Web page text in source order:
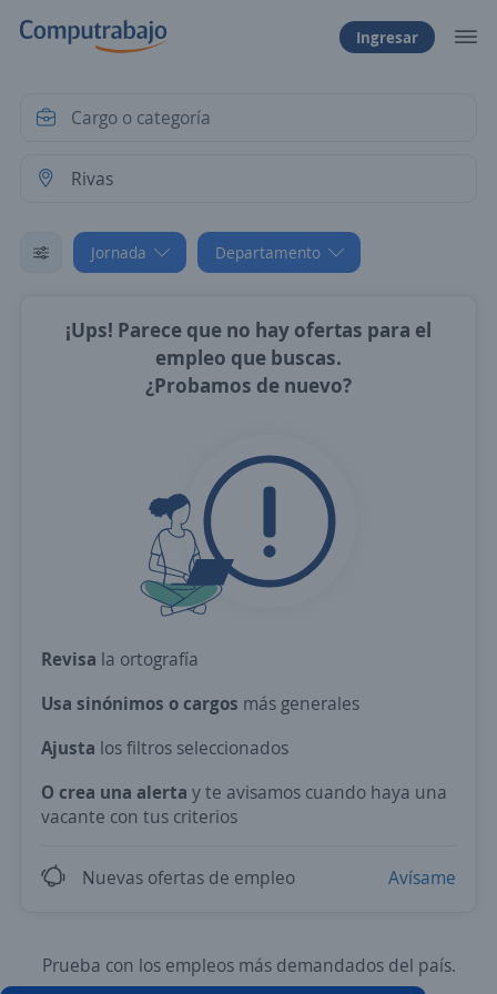
Ingresar
Jornada Departamento
¡Ups! Parece que no hay ofertas para el
empleo que buscas.
¿Probamos de nuevo?
Revisa la ortografía
Usa sinónimos o cargos más generales
Ajusta los filtros seleccionados
O crea una alerta y te avisamos cuando haya una
vacante con tus criterios
Nuevas ofertas de empleo Avísame
Prueba con los empleos más demandados del país.